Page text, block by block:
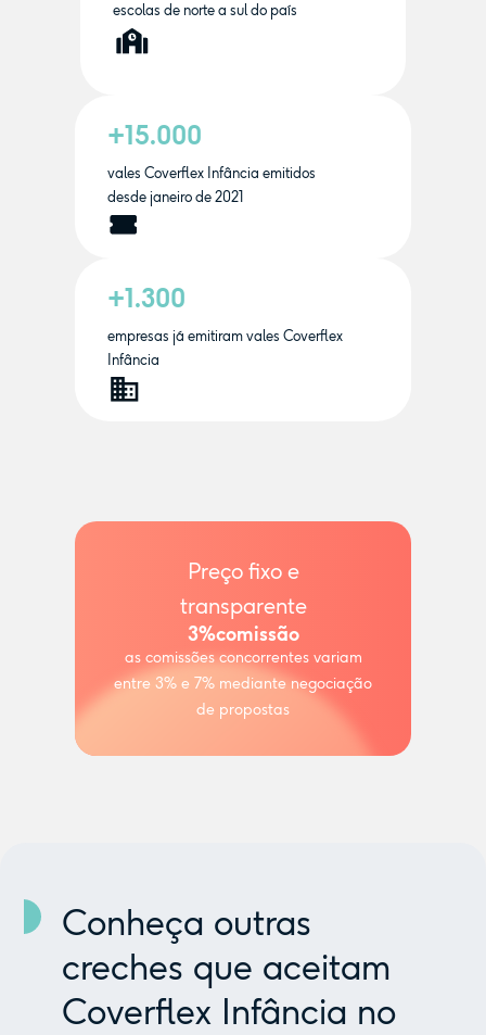
escolas de norte a sul do país
+15.000
vales Coverflex Infância emitidos
desde janeiro de 2021
+1.300
empresas já emitiram vales Coverflex
Infância
Preço fixo e
transparente
3%comissão
as comissões concorrentes variam
entre 3% e 7% mediante negociação
de propostas
Conheça outras
creches que aceitam
Coverflex Infância no